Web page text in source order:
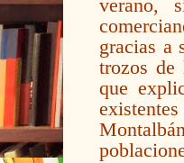
verano,
gracias a
trozos de
que